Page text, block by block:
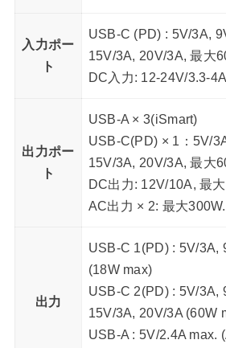
入力ポー
ト
USB-C (PD) : 5V/3A,
15V/3A, 20V/3A, 最大
DC入力: 12-24V/3.3-
出力ポー
ト
USB-A × 3(iSmart)
USB-C(PD) × 1：5V/
15V/3A, 20V/3A, 最大
DC出力: 12V/10A, 最
AC出力 × 2: 最大
出力
USB-C 1(PD) : 5V/3A,
(18W max)
USB-C 2(PD) : 5V/3A,
15V/3A, 20V/3A (60W
USB-A : 5V/2.4A max.